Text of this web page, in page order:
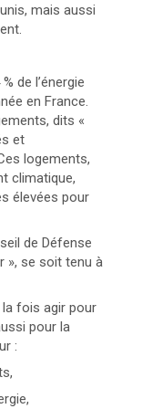
mais aussi
de l’énergie
en France.
dits «
et
logements,
climatique,
élevées pour
de Défense
», se soit tenu à
la fois agir pour
pour la
: